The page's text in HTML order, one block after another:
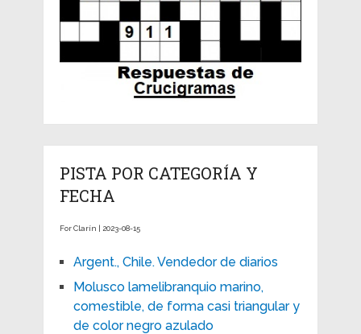
PISTA POR CATEGORÍA Y
FECHA
For Clarín | 2023-08-15
Argent., Chile. Vendedor de diarios
Molusco lamelibranquio marino,
comestible, de forma casi triangular y
de color negro azulado